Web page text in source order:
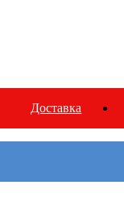
Доставка